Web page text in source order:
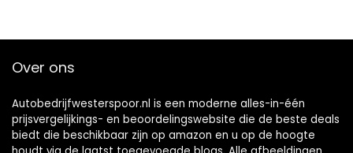
Over ons
Autobedrijfwesterspoor.nl is een moderne alles-in-één
prijsvergelijkings- en beoordelingswebsite die de beste deals
biedt die beschikbaar zijn op amazon en u op de hoogte